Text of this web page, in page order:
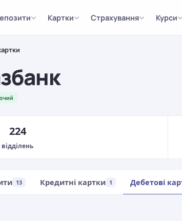
Картки Страхування Курси
224
відділень
13 Кредитні картки 1 Дебетові